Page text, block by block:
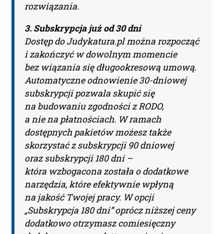
rozwiązania.
3. Subskrypcja już od 30 dni
Dostęp do Judykatura.pl można rozpocząć
i zakończyć w dowolnym momencie
bez wiązania się długookresową umową.
Automatyczne odnowienie 30-dniowej
subskrypcji pozwala skupić się
na budowaniu zgodności z RODO,
a nie na płatnościach. W ramach
dostępnych pakietów możesz także
skorzystać z subskrypcji 90 dniowej
oraz subskrypcji 180 dni –
która wzbogacona została o dodatkowe
narzędzia, które efektywnie wpłyną
na jakość Twojej pracy. W opcji
„Subskrypcja 180 dni” oprócz niższej ceny
dodatkowo otrzymasz comiesięczny